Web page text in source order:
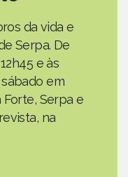
da vida e
Serpa. De
e às
em
Forte, Serpa e
na